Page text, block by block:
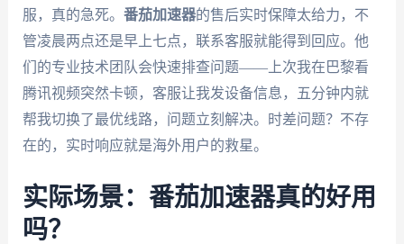
服，真的急死。 番茄加速器的售后实时保障太给力，不
管凌晨两点还是早上七点，联系客服就能得到回应。他
们的专业技术团队会快速排查问题——上次我在巴黎看
腾讯视频突然卡顿，客服让我发设备信息，五分钟内就
帮我切换了最优线路，问题立刻解决。时差问题？不存
在的，实时响应就是海外用户的救星。
实际场景：番茄加速器真的好用
吗？